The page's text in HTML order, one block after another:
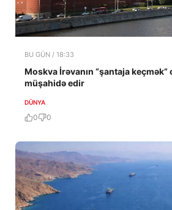
BU GÜN / 18:33
Moskva İrəvanın “şantaja
müşahidə edir
DÜNYA
0 0